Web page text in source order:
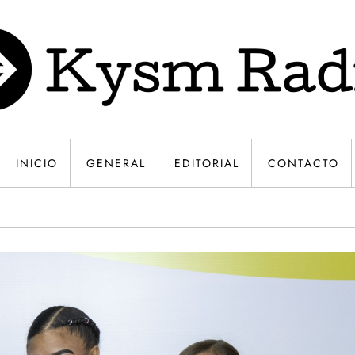
INICIO GENERAL EDITORIAL CONTACTO